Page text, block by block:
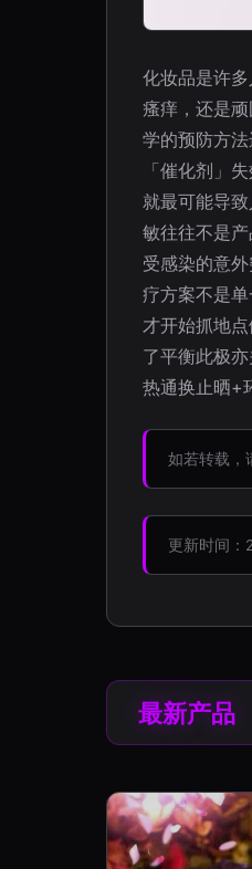
化妆品是许
瘙痒，还是
学的预防方
「催化剂」
就最可能导
敏往往不是
受感染的意
疗方案不是
才开始抓地
了平衡此极
热通换止晒+
如若转载
更新时间
最新产品